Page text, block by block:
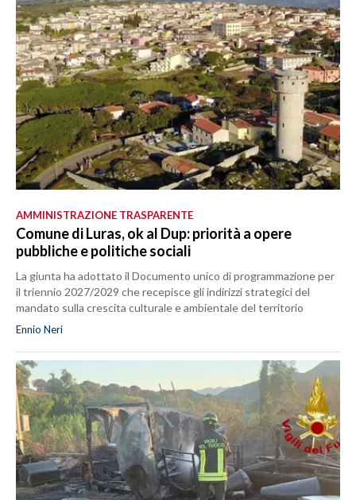
AMMINISTRAZIONE TRASPARENTE
Comune di Luras, ok al Dup: priorità a opere
pubbliche e politiche sociali
La giunta ha adottato il Documento unico di programmazione per
il triennio 2027/2029 che recepisce gli indirizzi strategici del
mandato sulla crescita culturale e ambientale del territorio
Ennio Neri